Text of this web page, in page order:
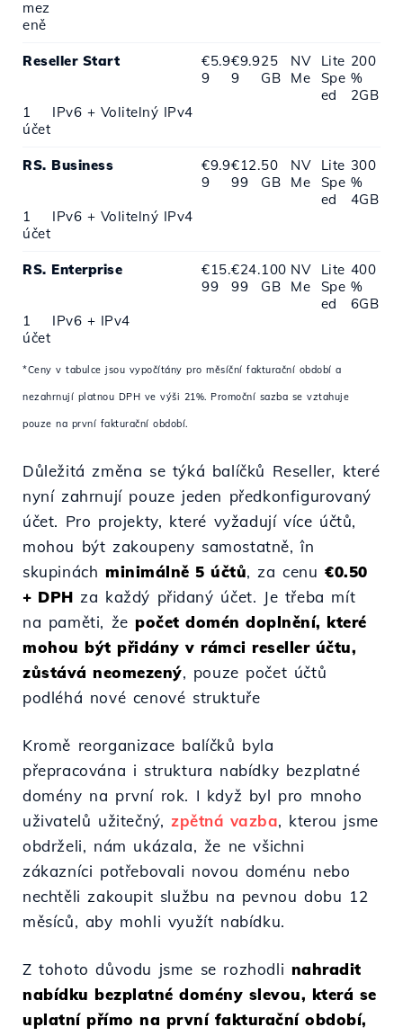
mez
eně
Reseller Start
€5.9
9
€9.9
9
25
GB
NV
Me
Lite
Spe
ed
200
%
2GB
1
účet
IPv6 + Volitelný IPv4
RS. Business
€9.9
9
€12.
99
50
GB
NV
Me
Lite
Spe
ed
300
%
4GB
1
účet
IPv6 + Volitelný IPv4
RS. Enterprise
€15.
99
€24.
99
100
GB
NV
Me
Lite
Spe
ed
400
%
6GB
1
účet
IPv6 + IPv4
*Ceny v tabulce jsou vypočítány pro měsíční fakturační období a
nezahrnují platnou DPH ve výši 21%. Promoční sazba se vztahuje
pouze na první fakturační období.
Důležitá změna se týká balíčků Reseller, které
nyní zahrnují pouze jeden předkonfigurovaný
účet. Pro projekty, které vyžadují více účtů,
mohou být zakoupeny samostatně, în
skupinách minimálně 5 účtů, za cenu €0.50
+ DPH za každý přidaný účet. Je třeba mít
na paměti, žepočet domén doplnění, které
mohou být přidány v rámci reseller účtu,
zůstává neomezený, pouze počet účtů
podléhá nové cenové struktuře
Kromě reorganizace balíčků byla
přepracována i struktura nabídky bezplatné
domény na první rok. I když byl pro mnoho
uživatelů užitečný, zpětná vazba, kterou jsme
obdrželi, nám ukázala, že ne všichni
zákazníci potřebovali novou doménu nebo
nechtěli zakoupit službu na pevnou dobu 12
měsíců, aby mohli využít nabídku.
Z tohoto důvodu jsme se rozhodli nahradit
nabídku bezplatné domény slevou, která se
uplatní přímo na první fakturační období,